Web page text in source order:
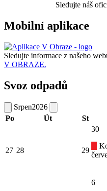
Sledujte náš
Mobilní aplikace
Sledujte informace z našeho
V OBRAZE.
Svoz odpadů
Srpen2026
Po
Út St
27 28 29
30
6